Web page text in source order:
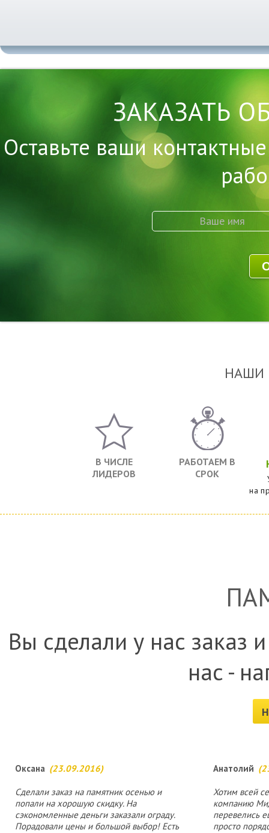
ЗАКАЗАТЬ
Оставьте ваши
НАШИ
В ЧИСЛЕ
ЛИДЕРОВ
РАБОТАЕМ В
СРОК
на
Вы сделали у нас заказ
нас -
Оксана (23.09.2016)
Сделали заказ на памятник осенью и
попали на хорошую скидку. На
сэкономленные деньги заказали ограду.
Порадовали цены и большой выбор! Есть
Анатолий
Хотим всей
компанию
перевелись
просто